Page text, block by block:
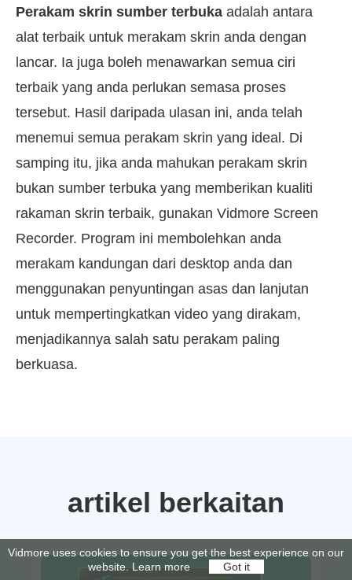
Perakam skrin sumber terbuka adalah antara
alat terbaik untuk merakam skrin anda dengan
lancar. Ia juga boleh menawarkan semua ciri
terbaik yang anda perlukan semasa proses
tersebut. Hasil daripada ulasan ini, anda telah
menemui semua perakam skrin yang ideal. Di
samping itu, jika anda mahukan perakam skrin
bukan sumber terbuka yang memberikan kualiti
rakaman skrin terbaik, gunakan Vidmore Screen
Recorder. Program ini membolehkan anda
merakam kandungan dari desktop anda dan
menggunakan penyuntingan asas dan lanjutan
untuk mempertingkatkan video yang dirakam,
menjadikannya salah satu perakam paling
berkuasa.
artikel berkaitan
Vidmore uses cookies to ensure you get the best experience on our
website. Learn more Got it